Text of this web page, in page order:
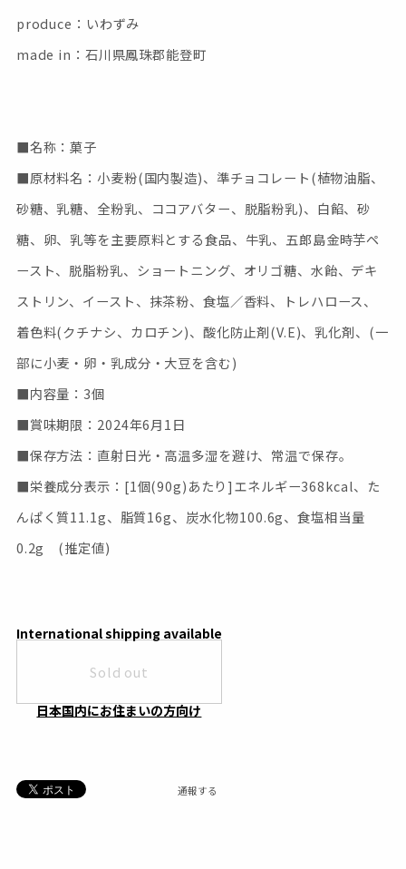
produce：いわずみ
made in：石川県鳳珠郡能登町
■名称：菓子
■原材料名：小麦粉(国内製造)、準チョコレート(植物油脂、
砂糖、乳糖、全粉乳、ココアバター、脱脂粉乳)、白餡、砂
糖、卵、乳等を主要原料とする食品、牛乳、五郎島金時芋ペ
ースト、脱脂粉乳、ショートニング、オリゴ糖、水飴、デキ
ストリン、イースト、抹茶粉、食塩／香料、トレハロース、
着色料(クチナシ、カロチン)、酸化防止剤(V.E)、乳化剤、(一
部に小麦・卵・乳成分・大豆を含む)
■内容量：3個
■賞味期限：2024年6月1日
■保存方法：直射日光・高温多湿を避け、常温で保存。
■栄養成分表示：[1個(90g)あたり]エネルギー368kcal、た
んぱく質11.1g、脂質16g、炭水化物100.6g、食塩相当量
0.2g (推定値)
International shipping available
Sold out
日本国内にお住まいの方向け
通報する